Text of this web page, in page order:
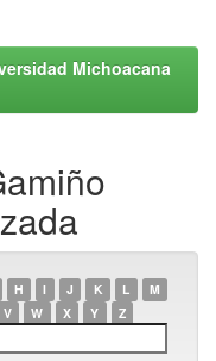
Michoacana
H I J K L
M
V W X Y Z